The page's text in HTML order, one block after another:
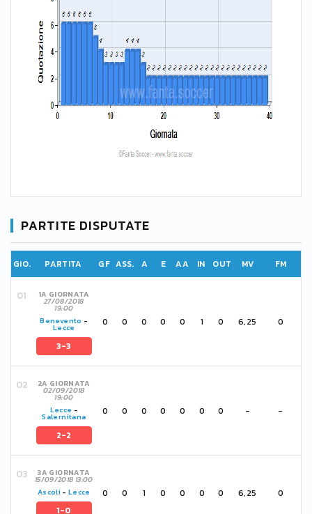
PARTITE DISPUTATE
GIO. PARTITA GF ASS. A E AA IN OUT MV FM
1A GIORNATA
27/08/2018
19:00
Benevento -
Lecce
3-3
0 0 0 0 0 1 0 6,25 0
2A GIORNATA
02/09/2018
19:00
Lecce -
Salernitana
2-2
0 0 0 0 0 0 0 - -
3A GIORNATA
15/09/2018 13:00
Ascoli -Lecce
1-0
0 0 1 0 0 0 0 6,25 0